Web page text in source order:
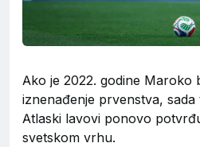
Ako je 2022. godine Maroko
iznenađenje prvenstva, sada
Atlaski lavovi ponovo
svetskom vrhu.